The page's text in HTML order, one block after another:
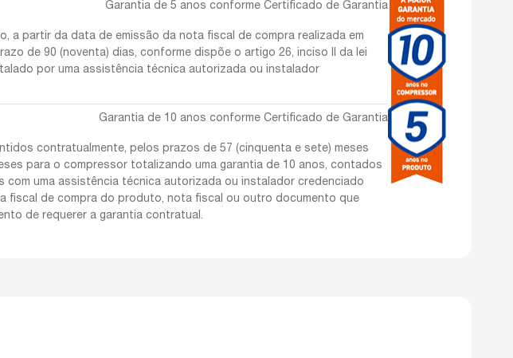
Garantia de 5 anos conforme Certificado de Garantia
a partir da data de emissão da nota fiscal de compra realizada em
de 90 (noventa) dias, conforme dispõe o artigo 26, inciso II da lei
por uma assistência técnica autorizada ou instalador
Garantia de 10 anos conforme Certificado de Garantia
contratualmente, pelos prazos de 57 (cinquenta e sete) meses
para o compressor totalizando uma garantia de 10 anos, contados
uma assistência técnica autorizada ou instalador credenciado
fiscal de compra do produto, nota fiscal ou outro documento que
de requerer a garantia contratual.